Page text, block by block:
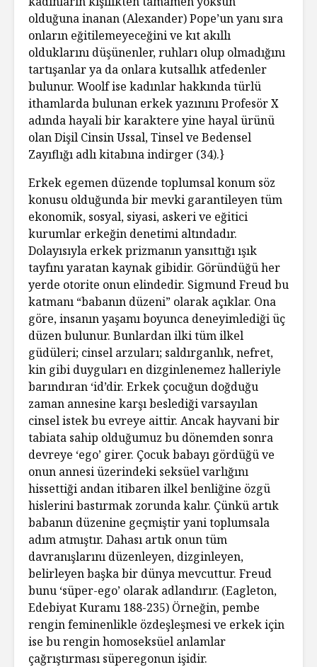
olduğuna inanan (Alexander) Pope’un yanı sıra
onların eğitilemeyeceğini ve kıt akıllı
olduklarını düşünenler, ruhları olup olmadığını
tartışanlar ya da onlara kutsallık atfedenler
bulunur. Woolf ise kadınlar hakkında türlü
ithamlarda bulunan erkek yazınını Profesör X
adında hayali bir karaktere yine hayal ürünü
olan Dişil Cinsin Ussal, Tinsel ve Bedensel
Zayıflığı adlı kitabına indirger (34).}
Erkek egemen düzende toplumsal konum söz
konusu olduğunda bir mevki garantileyen tüm
ekonomik, sosyal, siyasi, askeri ve eğitici
kurumlar erkeğin denetimi altındadır.
Dolayısıyla erkek prizmanın yansıttığı ışık
tayfını yaratan kaynak gibidir. Göründüğü her
yerde otorite onun elindedir. Sigmund Freud bu
katmanı “babanın düzeni” olarak açıklar. Ona
göre, insanın yaşamı boyunca deneyimlediği üç
düzen bulunur. Bunlardan ilki tüm ilkel
güdüleri; cinsel arzuları; saldırganlık, nefret,
kin gibi duyguları en dizginlenemez halleriyle
barındıran ‘id’dir. Erkek çocuğun doğduğu
zaman annesine karşı beslediği varsayılan
cinsel istek bu evreye aittir. Ancak hayvani bir
tabiata sahip olduğumuz bu dönemden sonra
devreye ‘ego’ girer. Çocuk babayı gördüğü ve
onun annesi üzerindeki seksüel varlığını
hissettiği andan itibaren ilkel benliğine özgü
hislerini bastırmak zorunda kalır. Çünkü artık
babanın düzenine geçmiştir yani toplumsala
adım atmıştır. Dahası artık onun tüm
davranışlarını düzenleyen, dizginleyen,
belirleyen başka bir dünya mevcuttur. Freud
bunu ‘süper-ego’ olarak adlandırır. (Eagleton,
Edebiyat Kuramı 188-235) Örneğin, pembe
rengin feminenlikle özdeşleşmesi ve erkek için
ise bu rengin homoseksüel anlamlar
çağrıştırması süperegonun işidir.